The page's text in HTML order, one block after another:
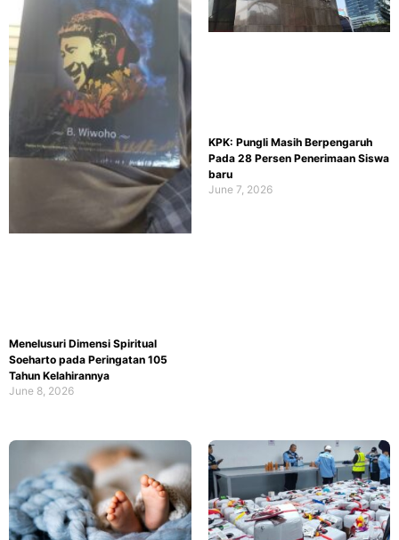
Menelusuri Dimensi Spiritual
Soeharto pada Peringatan 105
Tahun Kelahirannya
June 8, 2026
KPK: Pungli Masih Berpengaruh
Pada 28 Persen Penerimaan Siswa
baru
June 7, 2026